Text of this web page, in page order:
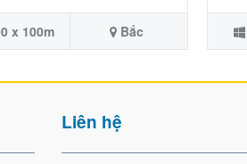
x 100m Bắc
Liên hệ